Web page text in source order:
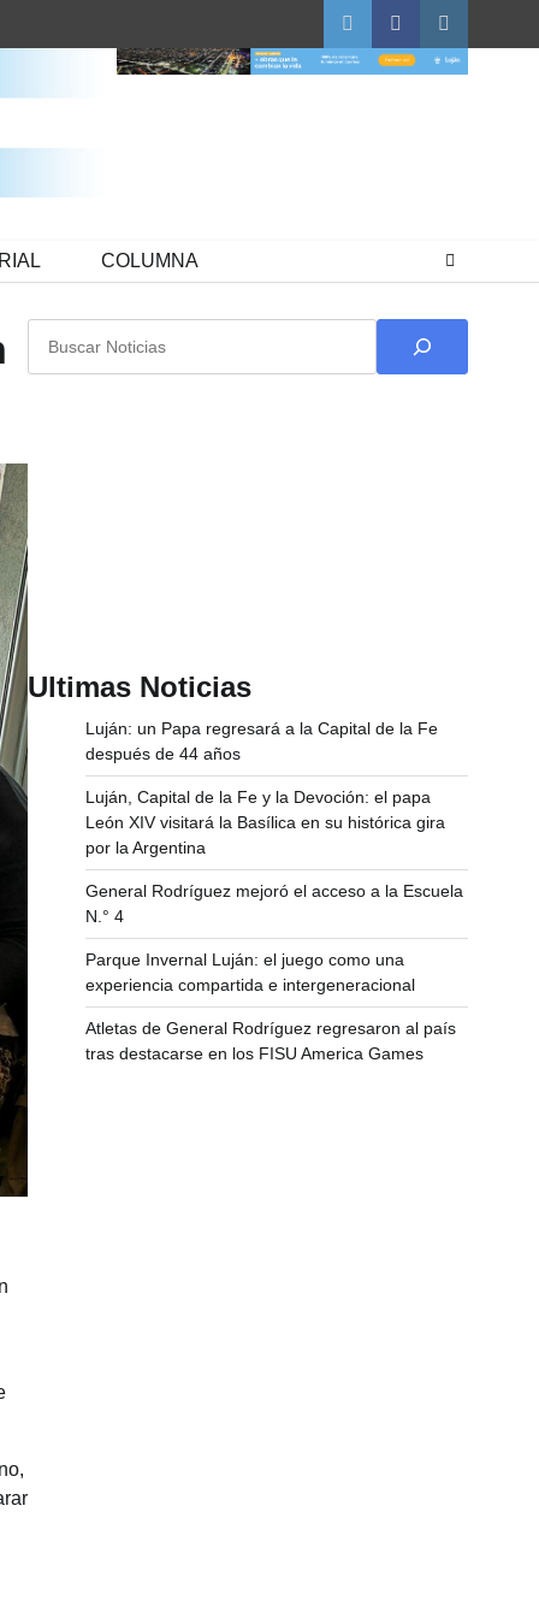
TwitterFacebookInstagram
COLUMNA
Ultimas Noticias
Luján: un Papa regresará a la Capital de la Fe
después de 44 años
Luján, Capital de la Fe y la Devoción: el papa
León XIV visitará la Basílica en su histórica gira
por la Argentina
General Rodríguez mejoró el acceso a la Escuela
N.° 4
Parque Invernal Luján: el juego como una
experiencia compartida e intergeneracional
Atletas de General Rodríguez regresaron al país
tras destacarse en los FISU America Games